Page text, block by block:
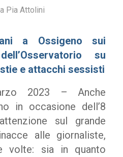
Pia Attolini
a Ossigeno sui
su
e attacchi sessisti
2023 – Anche
in occasione dell’8
sul grande
alle giornaliste,
volte: sia in quanto